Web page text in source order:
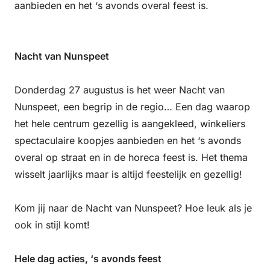
aanbieden en het ‘s avonds overal feest is.
Nacht van Nunspeet
Donderdag 27 augustus is het weer Nacht van
Nunspeet, een begrip in de regio… Een dag waarop
het hele centrum gezellig is aangekleed, winkeliers
spectaculaire koopjes aanbieden en het ‘s avonds
overal op straat en in de horeca feest is. Het thema
wisselt jaarlijks maar is altijd feestelijk en gezellig!
Kom jij naar de Nacht van Nunspeet? Hoe leuk als je
ook in stijl komt!
Hele dag acties, ‘s avonds feest